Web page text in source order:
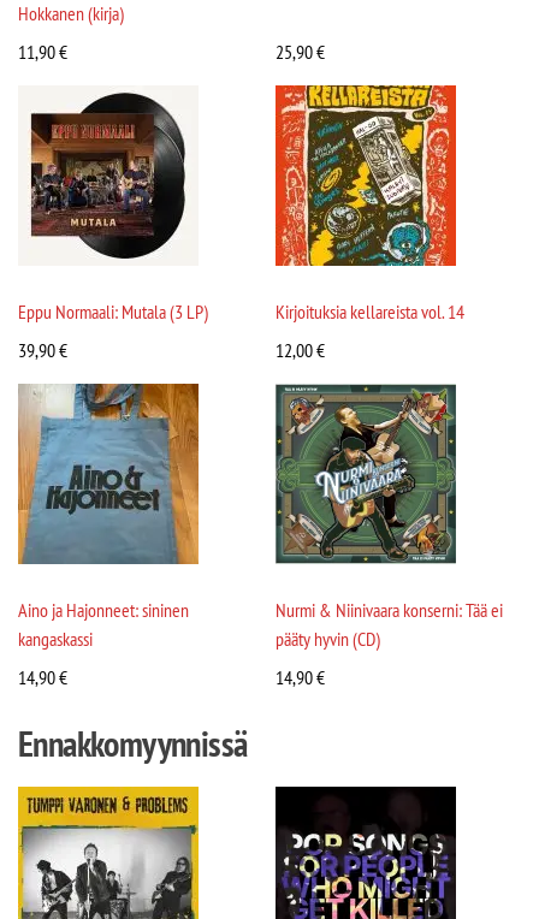
Hokkanen (kirja)
11,90€ 25,90€
Eppu Normaali: Mutala (3 LP)
39,90€
Kirjoituksia kellareista vol. 14
12,00€
Aino ja Hajonneet: sininen
kangaskassi
14,90€
Nurmi & Niinivaara konserni: Tää ei
pääty hyvin (CD)
14,90€
Ennakkomyynnissä